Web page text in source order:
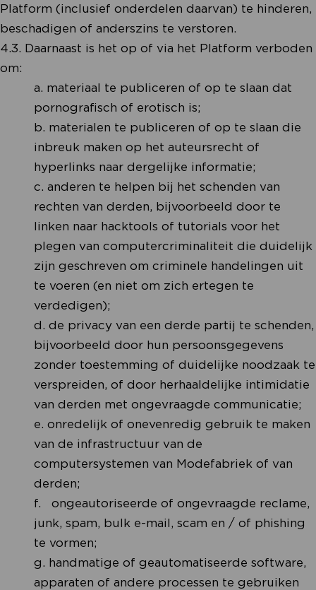
Platform (inclusief onderdelen daarvan) te hinderen,
beschadigen of anderszins te verstoren.
4.3. Daarnaast is het op of via het Platform verboden
om:
a. materiaal te publiceren of op te slaan dat
pornografisch of erotisch is;
b. materialen te publiceren of op te slaan die
inbreuk maken op het auteursrecht of
hyperlinks naar dergelijke informatie;
c. anderen te helpen bij het schenden van
rechten van derden, bijvoorbeeld door te
linken naar hacktools of tutorials voor het
plegen van computercriminaliteit die duidelijk
zijn geschreven om criminele handelingen uit
te voeren (en niet om zich ertegen te
verdedigen);
d. de privacy van een derde partij te schenden,
bijvoorbeeld door hun persoonsgegevens
zonder toestemming of duidelijke noodzaak te
verspreiden, of door herhaaldelijke intimidatie
van derden met ongevraagde communicatie;
e. onredelijk of onevenredig gebruik te maken
van de infrastructuur van de
computersystemen van Modefabriek of van
derden;
f. ongeautoriseerde of ongevraagde reclame,
junk, spam, bulk e-mail, scam en / of phishing
te vormen;
g. handmatige of geautomatiseerde software,
apparaten of andere processen te gebruiken